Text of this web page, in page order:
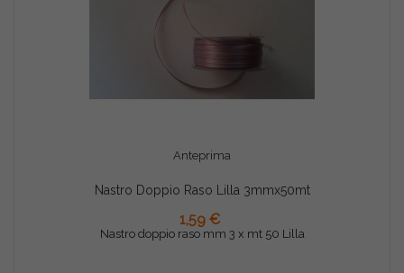
Anteprima
Nastro Doppio Raso Lilla 3mmx50mt
1,59 €
Nastro doppio raso mm 3 x mt 50 Lilla
AGGIUNGI AL CARRELLO